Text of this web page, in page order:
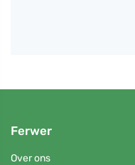
Ferwer
Over ons